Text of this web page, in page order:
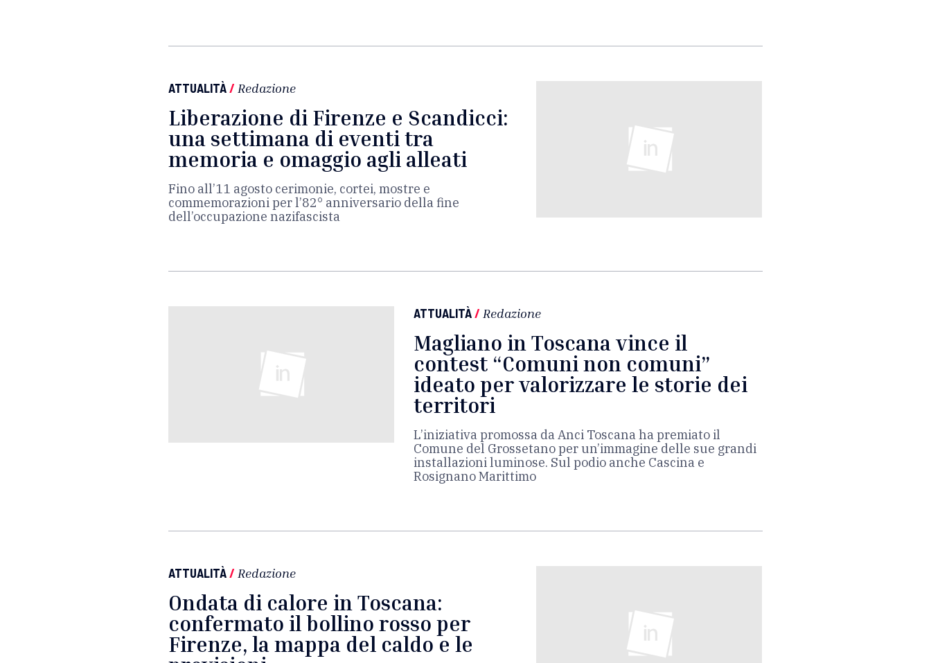
ATTUALITÀ/ Redazione
Liberazione di Firenze e Scandicci:
una settimana di eventi tra
memoria e omaggio agli alleati
Fino all’11 agosto cerimonie, cortei, mostre e
commemorazioni per l’82° anniversario della fine
dell’occupazione nazifascista
ATTUALITÀ/ Redazione
Magliano in Toscana vince il
contest “Comuni non comuni”
ideato per valorizzare le storie dei
territori
L’iniziativa promossa da Anci Toscana ha premiato il
Comune del Grossetano per un’immagine delle sue grandi
installazioni luminose. Sul podio anche Cascina e
Rosignano Marittimo
ATTUALITÀ/ Redazione
Ondata di calore in Toscana:
confermato il bollino rosso per
Firenze, la mappa del caldo e le